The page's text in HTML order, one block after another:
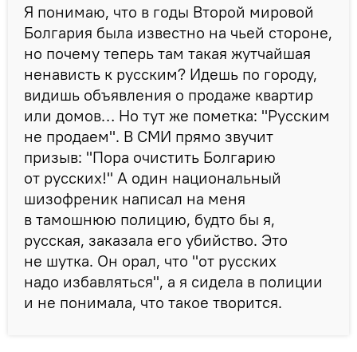
Я понимаю, что в годы Второй мировой
Болгария была известно на чьей стороне,
но почему теперь там такая жутчайшая
ненависть к русским? Идешь по городу,
видишь объявления о продаже квартир
или домов… Но тут же пометка: "Русским
не продаем". В СМИ прямо звучит
призыв: "Пора очистить Болгарию
от русских!" А один национальный
шизофреник написал на меня
в тамошнюю полицию, будто бы я,
русская, заказала его убийство. Это
не шутка. Он орал, что "от русских
надо избавляться", а я сидела в полиции
и не понимала, что такое творится.